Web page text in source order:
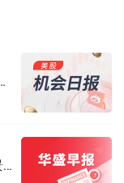
差价就是盈利，
证金就止损平
最大盈利为权利
风险一分收益。